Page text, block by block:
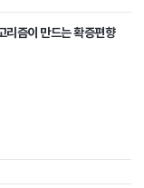
즘이 만드는 확증편향